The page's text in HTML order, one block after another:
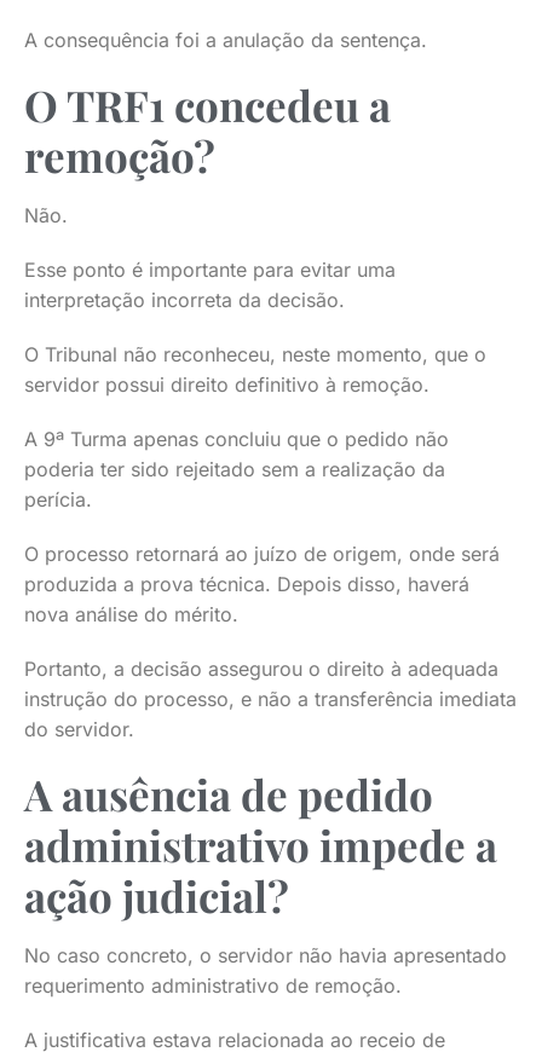
A consequência foi a anulação da sentença.
O TRF1 concedeu a
remoção?
Não.
Esse ponto é importante para evitar uma
interpretação incorreta da decisão.
O Tribunal não reconheceu, neste momento, que o
servidor possui direito definitivo à remoção.
A 9ª Turma apenas concluiu que o pedido não
poderia ter sido rejeitado sem a realização da
perícia.
O processo retornará ao juízo de origem, onde será
produzida a prova técnica. Depois disso, haverá
nova análise do mérito.
Portanto, a decisão assegurou o direito à adequada
instrução do processo, e não a transferência imediata
do servidor.
A ausência de pedido
administrativo impede a
ação judicial?
No caso concreto, o servidor não havia apresentado
requerimento administrativo de remoção.
A justificativa estava relacionada ao receio de